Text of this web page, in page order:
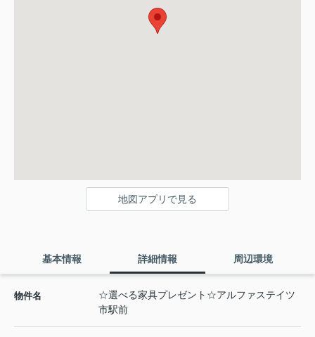
地図アプリで見る
基本情報 詳細情報 周辺環境
物件名
☆選べる家具プレゼント☆アルファステイツ
市駅前